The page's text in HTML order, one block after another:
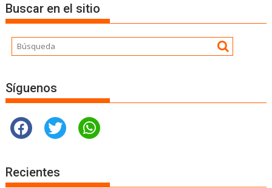
Buscar en el sitio
Síguenos
Recientes